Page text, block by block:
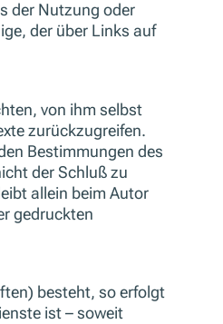
der Nutzung oder
der über Links auf
von ihm selbst
zurückzugreifen.
Bestimmungen des
der Schluß zu
allein beim Autor
gedruckten
besteht, so erfolgt
ist – soweit